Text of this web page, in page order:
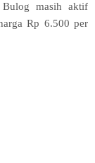
Bulog masih aktif
Rp 6.500 per